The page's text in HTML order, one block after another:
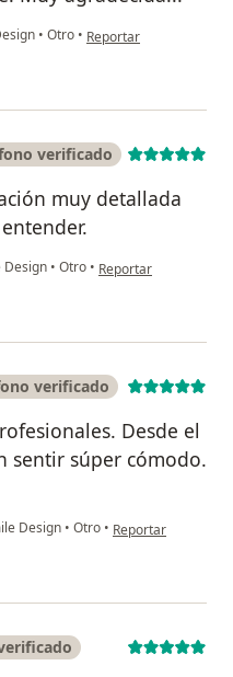
• Otro • en opinión del usuario
Reportar
verificado
muy detallada
Design • Otro • en opinión del
Reportar
verificado
Desde el
sentir súper cómodo.
Design • Otro • en opinión del
Reportar